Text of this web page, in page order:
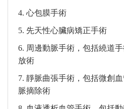
4. 心包膜手術
5. 先天性心臟病矯正手術
6. 周邊動脈手術，包括繞道
放術
7. 靜脈曲張手術，包括微創
脈摘除術